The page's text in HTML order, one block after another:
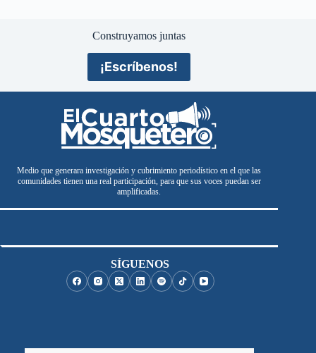
Construyamos juntas
¡Escríbenos!
Medio que generara investigación y cubrimiento periodístico en el que las
comunidades tienen una real participación, para que sus voces puedan ser
amplificadas.
SÍGUENOS